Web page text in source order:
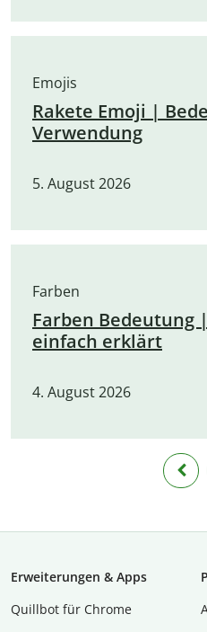
Emojis
Rakete Emoji |
Verwendung
5. August 2026
Farben
Farben Bedeutung
einfach erklärt
4. August 2026
Erweiterungen & Apps
Quillbot für Chrome